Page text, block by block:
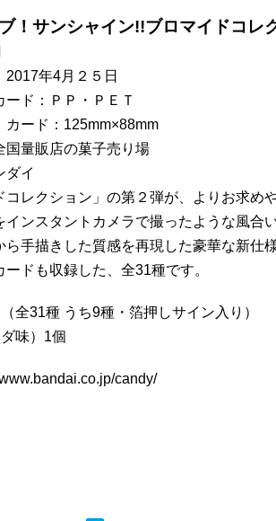
！サンシャイン!!ブロマイドコレ
2017年4月２５日
ード：ＰＰ・ＰＥＴ
カード：125mm×88mm
国量販店の菓子売り場
ダイ
コレクション」の第２弾が、よりお求め
インスタントカメラで撮ったような風合
ら手描きした質感を再現した豪華な新仕
ードも収録した、全31種です。
全31種 うち9種・箔押しサイン入り）
味）1個
candy/